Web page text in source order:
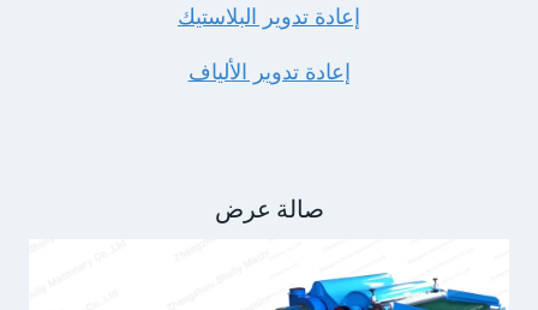
إعادة تدوير البلاستيك
إعادة تدوير الألياف
صالة عرض